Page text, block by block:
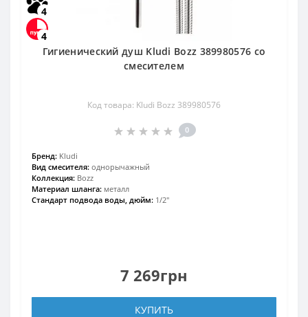
4
4
Гигиенический душ Kludi Bozz 389980576 со
смесителем
Код товара: Kludi Bozz 389980576
0
Бренд: Kludi
Вид смесителя: однорычажный
Коллекция: Bozz
Материал шланга: металл
Стандарт подвода воды, дюйм: 1/2"
7 269грн
КУПИТЬ